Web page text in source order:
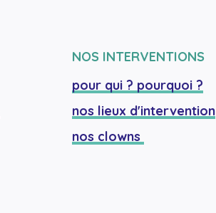
NOS INTERVENTIONS
pour qui ? pourquoi ?
nos lieux d'intervention
nos clowns